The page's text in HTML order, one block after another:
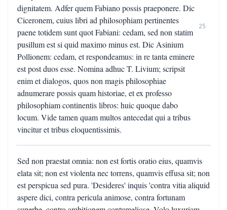
dignitatem. Adfer quem Fabiano possis praeponere. Dic
Ciceronem, cuius libri ad philosophiam pertinentes
paene totidem sunt quot Fabiani: cedam, sed non statim
pusillum est si quid maximo minus est. Dic Asinium
Pollionem: cedam, et respondeamus: in re tanta eminere
est post duos esse. Nomina adhuc T. Livium; scripsit
enim et dialogos, quos non magis philosophiae
adnumerare possis quam historiae, et ex professo
philosophiam continentis libros: huic quoque dabo
locum. Vide tamen quam multos antecedat qui a tribus
vincitur et tribus eloquentissimis.
25
Sed non praestat omnia: non est fortis oratio eius, quamvis
elata sit; non est violenta nec torrens, quamvis effusa sit; non
est perspicua sed pura. 'Desideres' inquis 'contra vitia aliquid
aspere dici, contra pericula animose, contra fortunam